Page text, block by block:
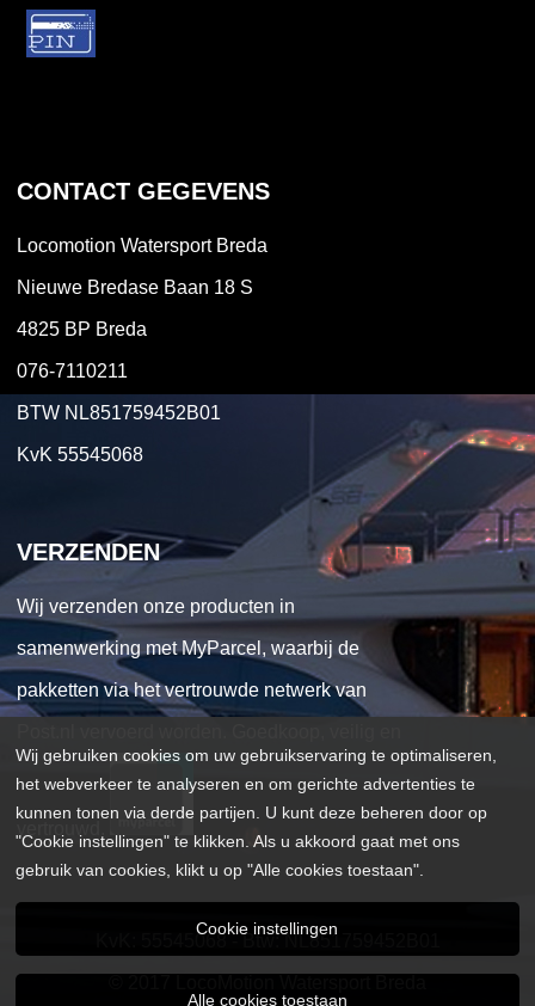
CONTACT GEGEVENS
Locomotion Watersport Breda
Nieuwe Bredase Baan 18 S
4825 BP Breda
076-7110211
BTW NL851759452B01
KvK 55545068
VERZENDEN
Wij verzenden onze producten in
samenwerking met MyParcel, waarbij de
pakketten via het vertrouwde netwerk van
KvK: 55545068 - Btw: NL851759452B01
Wij gebruiken cookies om uw gebruikservaring te optimaliseren,
het webverkeer te analyseren en om gerichte advertenties te
kunnen tonen via derde partijen. U kunt deze beheren door op
"Cookie instellingen" te klikken. Als u akkoord gaat met ons
gebruik van cookies, klikt u op "Alle cookies toestaan".
Cookie instellingen
Alle cookies toestaan